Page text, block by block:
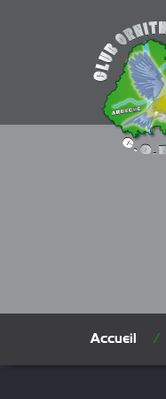
Accueil